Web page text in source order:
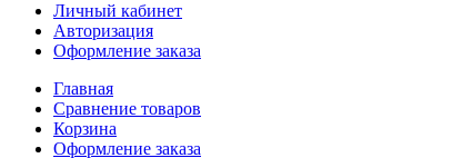
Личный кабинет
Авторизация
Оформление заказа
Главная
Сравнение товаров
Корзина
Оформление заказа